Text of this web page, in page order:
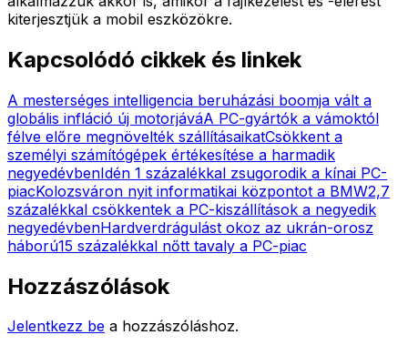
kiterjesztjük a mobil eszközökre.
Kapcsolódó cikkek és linkek
A mesterséges intelligencia beruházási boomja vált a
globális infláció új motorjáváA PC-gyártók a vámoktól
félve előre megnövelték szállításaikatCsökkent a
személyi számítógépek értékesítése a harmadik
negyedévbenIdén 1 százalékkal zsugorodik a kínai PC-
piacKolozsváron nyit informatikai központot a BMW2,7
százalékkal csökkentek a PC-kiszállítások a negyedik
negyedévbenHardverdrágulást okoz az ukrán-orosz
háború15 százalékkal nőtt tavaly a PC-piac
Hozzászólások
Jelentkezz be a hozzászóláshoz.